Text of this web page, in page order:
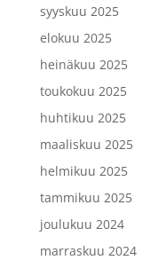
syyskuu 2025
elokuu 2025
heinäkuu 2025
toukokuu 2025
huhtikuu 2025
maaliskuu 2025
helmikuu 2025
tammikuu 2025
joulukuu 2024
marraskuu 2024